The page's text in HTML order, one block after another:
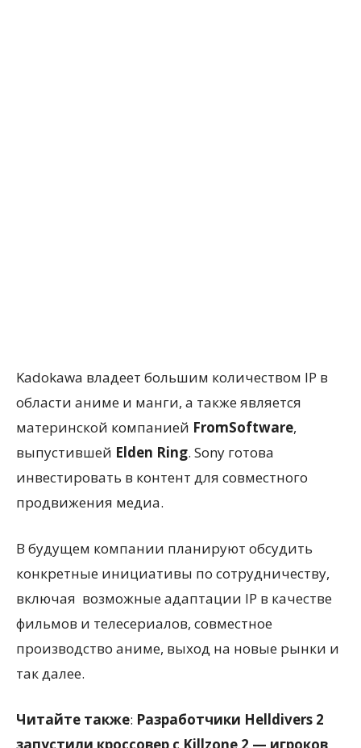
Kadokawa владеет большим количеством IP в
области аниме и манги, а также является
материнской компанией FromSoftware,
выпустившей Elden Ring. Sony готова
инвестировать в контент для совместного
продвижения медиа.
В будущем компании планируют обсудить
конкретные инициативы по сотрудничеству,
включая возможные адаптации IP в качестве
фильмов и телесериалов, совместное
производство аниме, выход на новые рынки и
так далее.
Читайте также: Разработчики Helldivers 2
запустили кроссовер с Killzone 2 — игроков